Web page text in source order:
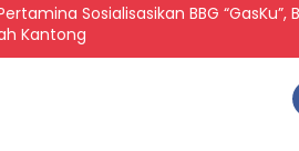
Sosialisasikan BBG “GasKu”,
Kantong